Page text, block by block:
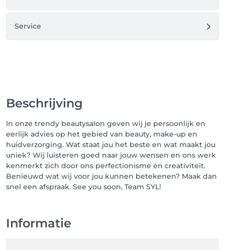
verplaatsen kan tot 48 uur voor de afspraak kosteloos.
2.5 Komt u te laat voor uw afspraak en is het niet
nemen dan kijken wij naar een aangepaste
behandeling. Wel betaalt u de kosten voor de
geboekte afspraak.
3. Betalingen
3.1 Betalingen dienen direct na de behandeling te
worden voldaan.
technische redenen is er een mogelijkheid om te
betalen via een betaalverzoek. Deze zal binnen 3
Service
Beschrijving
In onze trendy beautysalon geven wij je persoonlijk en
eerlijk advies op het gebied van beauty, make-up en
huidverzorging. Wat staat jou het beste en wat maakt jou
uniek? Wij luisteren goed naar jouw wensen en ons werk
kenmerkt zich door ons perfectionisme en creativiteit.
Benieuwd wat wij voor jou kunnen betekenen? Maak dan
snel een afspraak. See you soon, Team SYL!
Informatie